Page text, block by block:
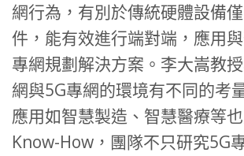
網行為，有別於傳統硬體設備
件，能有效進行端對端，應用
專網規劃解決方案。李大嵩教
網與5G專網的環境有不同的考
應用如智慧製造、智慧醫療等
Know-How，團隊不只研究5G